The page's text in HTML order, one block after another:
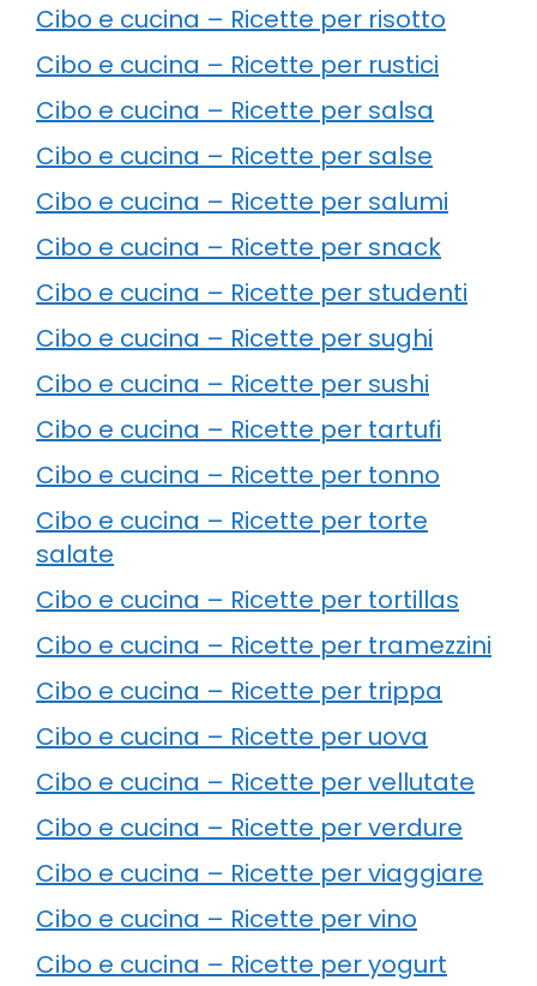
Cibo e cucina – Ricette per risotto
Cibo e cucina – Ricette per rustici
Cibo e cucina – Ricette per salsa
Cibo e cucina – Ricette per salse
Cibo e cucina – Ricette per salumi
Cibo e cucina – Ricette per snack
Cibo e cucina – Ricette per studenti
Cibo e cucina – Ricette per sughi
Cibo e cucina – Ricette per sushi
Cibo e cucina – Ricette per tartufi
Cibo e cucina – Ricette per tonno
Cibo e cucina – Ricette per torte
salate
Cibo e cucina – Ricette per tortillas
Cibo e cucina – Ricette per tramezzini
Cibo e cucina – Ricette per trippa
Cibo e cucina – Ricette per uova
Cibo e cucina – Ricette per vellutate
Cibo e cucina – Ricette per verdure
Cibo e cucina – Ricette per viaggiare
Cibo e cucina – Ricette per vino
Cibo e cucina – Ricette per yogurt